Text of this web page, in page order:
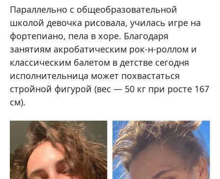
Параллельно с общеобразовательной
школой девочка рисовала, училась игре на
фортепиано, пела в хоре. Благодаря
занятиям акробатическим рок-н-роллом и
классическим балетом в детстве сегодня
исполнительница может похвастаться
стройной фигурой (вес — 50 кг при росте 167
см).